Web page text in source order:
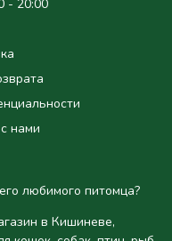
- 20:00
нами
любимого питомца?
в Кишиневе,